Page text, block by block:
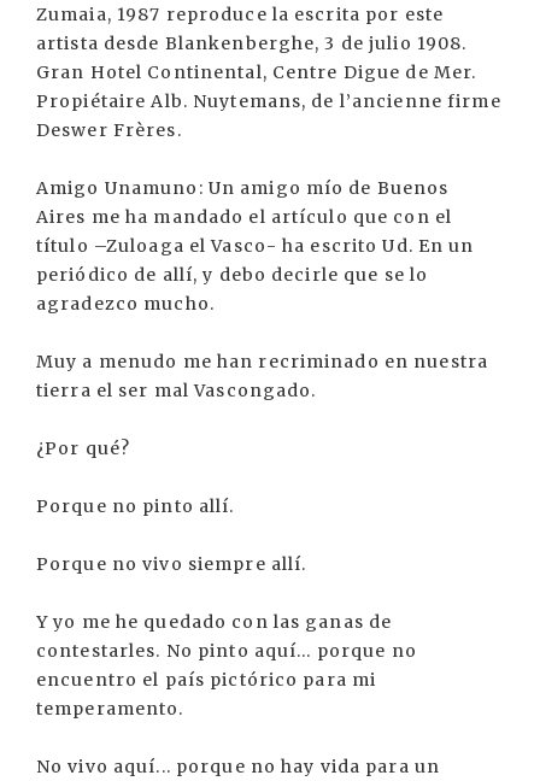
Zumaia, 1987 reproduce la escrita por este
artista desde Blankenberghe, 3 de julio 1908.
Gran Hotel Continental, Centre Digue de Mer.
Propiétaire Alb. Nuytemans, de l’ancienne firme
Deswer Frères.
Amigo Unamuno: Un amigo mío de Buenos
Aires me ha mandado el artículo que con el
título –Zuloaga el Vasco- ha escrito Ud. En un
periódico de allí, y debo decirle que se lo
agradezco mucho.
Muy a menudo me han recriminado en nuestra
tierra el ser mal Vascongado.
¿Por qué?
Porque no pinto allí.
Porque no vivo siempre allí.
Y yo me he quedado con las ganas de
contestarles. No pinto aquí... porque no
encuentro el país pictórico para mi
temperamento.
No vivo aquí... porque no hay vida para un